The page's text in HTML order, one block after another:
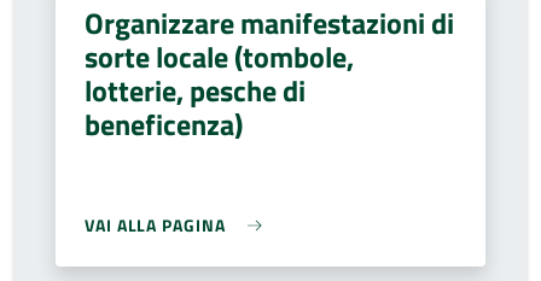
Organizzare manifestazioni di
sorte locale (tombole,
lotterie, pesche di
beneficenza)
VAI ALLA PAGINA